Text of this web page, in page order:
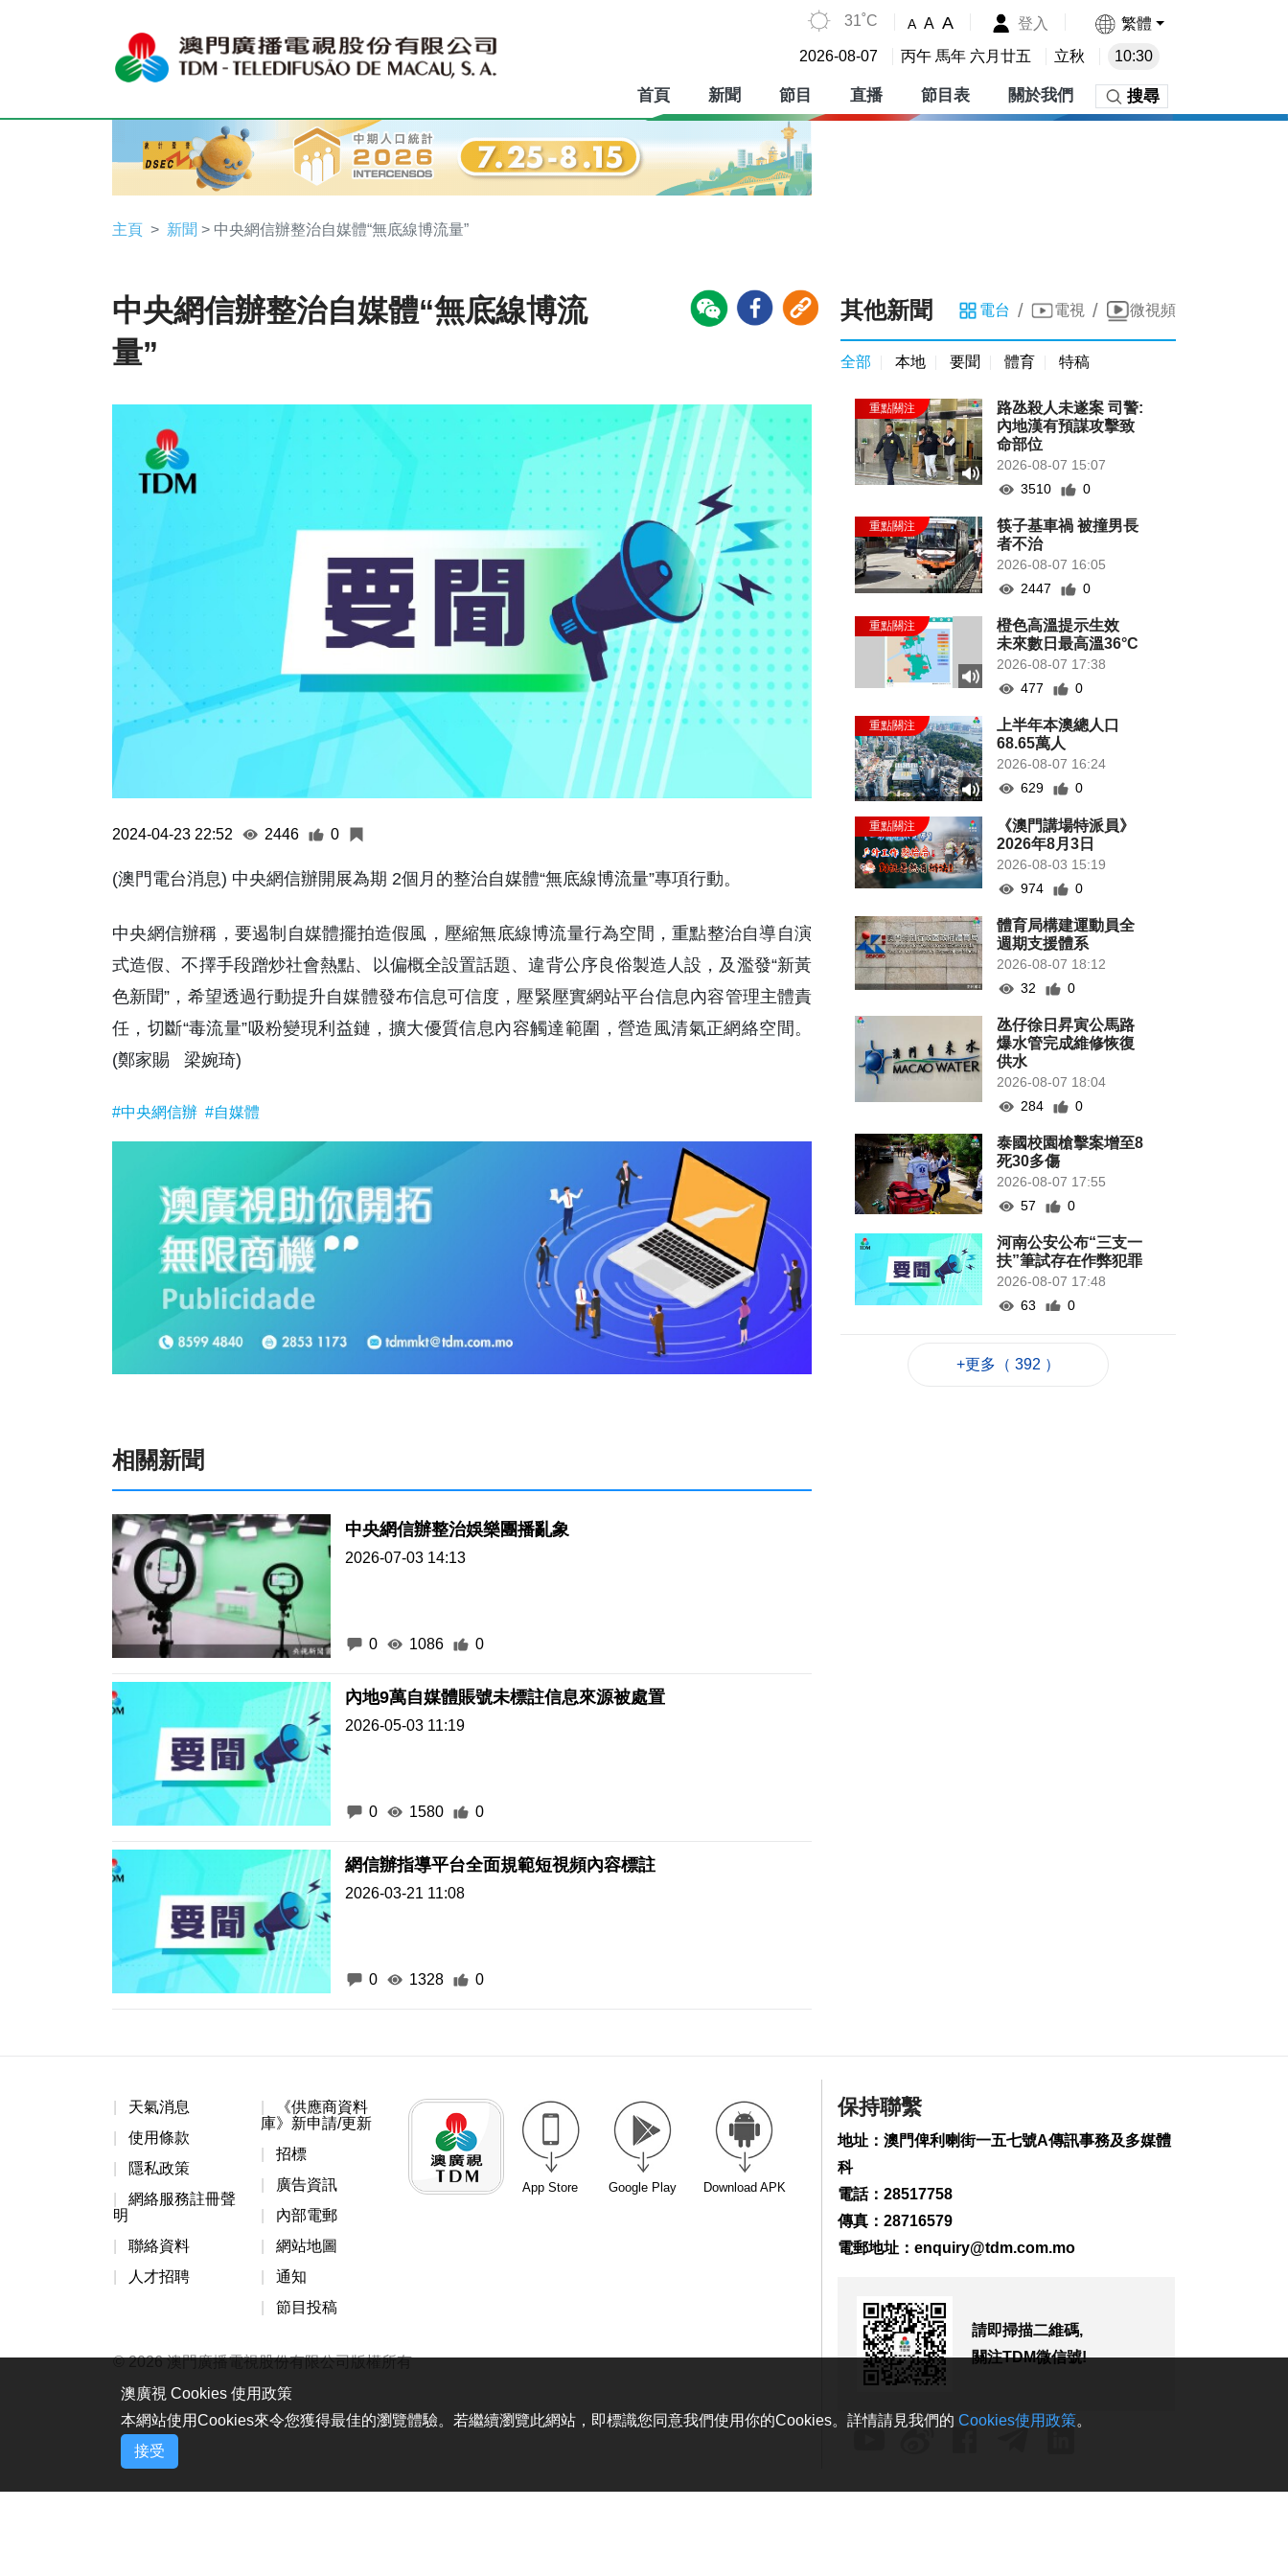
31˚C A A A 登入 繁體
2026-08-07 丙午 馬年 六月廿五 立秋 10:30
首頁 新聞 節目 直播 節目表 關於我們 搜尋
主頁 新聞 > 中央網信辦整治自媒體“無底線博流量”
中央網信辦整治自媒體“無底線博流
量”
2024-04-23 22:52 2446 0
(澳門電台消息) 中央網信辦開展為期 2個月的整治自媒體“無底線博流量”專項行動。
中央網信辦稱，要遏制自媒體擺拍造假風，壓縮無底線博流量行為空間，重點整治自導自演
式造假、不擇手段蹭炒社會熱點、以偏概全設置話題、違背公序良俗製造人設，及濫發“新黃
色新聞”，希望透過行動提升自媒體發布信息可信度，壓緊壓實網站平台信息內容管理主體責
任，切斷“毒流量”吸粉變現利益鏈，擴大優質信息內容觸達範圍，營造風清氣正網絡空間。
(鄭家賜 梁婉琦)
#中央網信辦 #自媒體
相關新聞
中央網信辦整治娛樂團播亂象
2026-07-03 14:13
0 1086 0
內地9萬自媒體賬號未標註信息來源被處置
2026-05-03 11:19
0 1580 0
網信辦指導平台全面規範短視頻內容標註
2026-03-21 11:08
0 1328 0
其他新聞 電台 / 電視 / 微視頻
全部 本地 要聞 體育 特稿
路氹殺人未遂案 司警:
內地漢有預謀攻擊致
命部位
2026-08-07 15:07
3510
0
筷子基車禍 被撞男長
者不治
2026-08-07 16:05
2447
0
橙色高溫提示生效
未來數日最高溫36°C
2026-08-07 17:38
477
0
上半年本澳總人口
68.65萬人
2026-08-07 16:24
629
0
《澳門講場特派員》
2026年8月3日
2026-08-03 15:19
974
0
體育局構建運動員全
週期支援體系
2026-08-07 18:12
32
0
氹仔徐日昇寅公馬路
爆水管完成維修恢復
供水
2026-08-07 18:04
284
0
泰國校園槍擊案增至8
死30多傷
2026-08-07 17:55
57
0
河南公安公布“三支一
扶”筆試存在作弊犯罪
2026-08-07 17:48
63
0
露出二戰未爆炸彈
上半年旅客人均非博
122
0
內地漢涉不法匯兌被
154
0
+更多（ 392 ）
天氣消息
使用條款
隱私政策
網絡服務註冊聲
明
聯絡資料
人才招聘
《供應商資料
庫》新申請/更新
招標
廣告資訊
內部電郵
網站地圖
通知
節目投稿
App Store Google Play Download APK
© 2026 澳門廣播電視股份有限公司版權所有
保持聯繫
地址：澳門俾利喇街一五七號A傳訊事務及多媒體
科
電話：28517758
傳真：28716579
電郵地址： enquiry@tdm.com.mo
請即掃描二維碼,
關注TDM微信號!
澳廣視 Cookies 使用政策
本網站使用Cookies來令您獲得最佳的瀏覽體驗。若繼續瀏覽此網站，即標識您同意我們使用你的Cookies。詳情請見我們的 Cookies使用政策。
接受